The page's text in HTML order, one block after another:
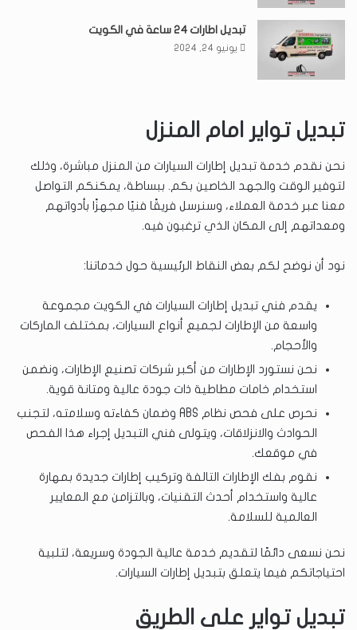
تبديل اطارات ٢٤ ساعة في الكويت
يونيو 24, 2024
تبديل تواير امام المنزل
نحن نقدم خدمة تبديل إطارات السيارات من المنزل مباشرة، وذلك
لتوفير الوقت والجهد الخاصين بكم. ببساطة، يمكنكم التواصل
معنا عبر خدمة العملاء، وسنرسل فريقًا فنيًا مجهزًا بأدواتهم
ومعداتهم إلى المكان الذي ترغبون فيه.
نود أن نوضح لكم بعض النقاط الرئيسية حول خدماتنا:
يقدم فني تبديل إطارات السيارات في الكويت مجموعة
واسعة من الإطارات لجميع أنواع السيارات، بمختلف الماركات
والأحجام.
نحن نستورد الإطارات من أكبر شركات تصنيع الإطارات، ونضمن
استخدام خامات مطاطية ذات جودة عالية ومتانة قوية.
نحرص على فحص نظام ABS وضمان كفاءته وسلامته، لتجنب
الحوادث والانزلاقات، ويتولى فني التبديل إجراء هذا الفحص
في موقعك.
نقوم بفك الإطارات التالفة وتركيب إطارات جديدة بمهارة
عالية واستخدام أحدث التقنيات، وبالتزامن مع المعايير
العالمية للسلامة.
نحن نسعى دائمًا لتقديم خدمة عالية الجودة وسريعة، لتلبية
احتياجاتكم فيما يتعلق بتبديل إطارات السيارات.
تبديل تواير على الطريق